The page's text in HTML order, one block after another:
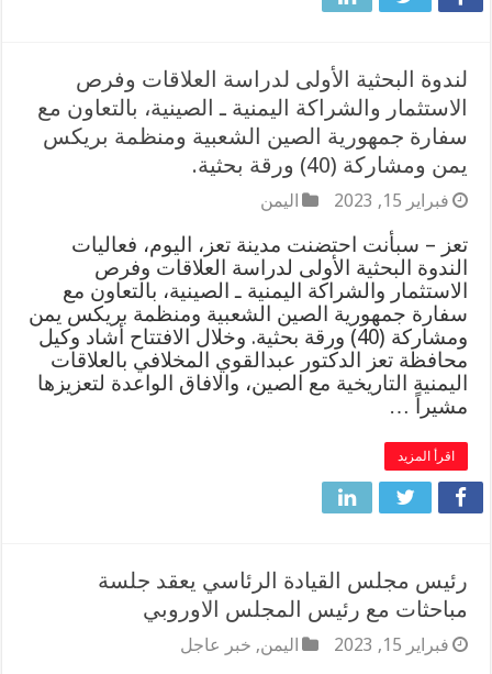
لندوة البحثية الأولى لدراسة العلاقات وفرص
الاستثمار والشراكة اليمنية ـ الصينية، بالتعاون مع
سفارة جمهورية الصين الشعبية ومنظمة بريكس
يمن ومشاركة (40) ورقة بحثية.
فبراير 15, 2023 اليمن
تعز – سبأنت احتضنت مدينة تعز، اليوم، فعاليات
الندوة البحثية الأولى لدراسة العلاقات وفرص
الاستثمار والشراكة اليمنية ـ الصينية، بالتعاون مع
سفارة جمهورية الصين الشعبية ومنظمة بريكس يمن
ومشاركة (40) ورقة بحثية. وخلال الافتتاح أشاد وكيل
محافظة تعز الدكتور عبدالقوي المخلافي بالعلاقات
اليمنية التاريخية مع الصين، والافاق الواعدة لتعزيزها
مشيراً …
اقرأ المزيد
رئيس مجلس القيادة الرئاسي يعقد جلسة
مباحثات مع رئيس المجلس الاوروبي
فبراير 15, 2023 اليمن, خبر عاجل